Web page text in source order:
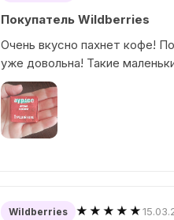
Покупатель Wildberries
Очень вкусно пахнет кофе!
уже довольна! Такие
Wildberries ★★★★★